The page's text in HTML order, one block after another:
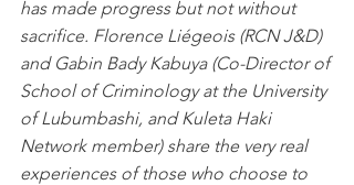
has made progress but not without
sacrifice. Florence Liégeois (RCN J&D)
and Gabin Bady Kabuya (Co-Director of
School of Criminology at the University
of Lubumbashi, and Kuleta Haki
Network member) share the very real
experiences of those who choose to